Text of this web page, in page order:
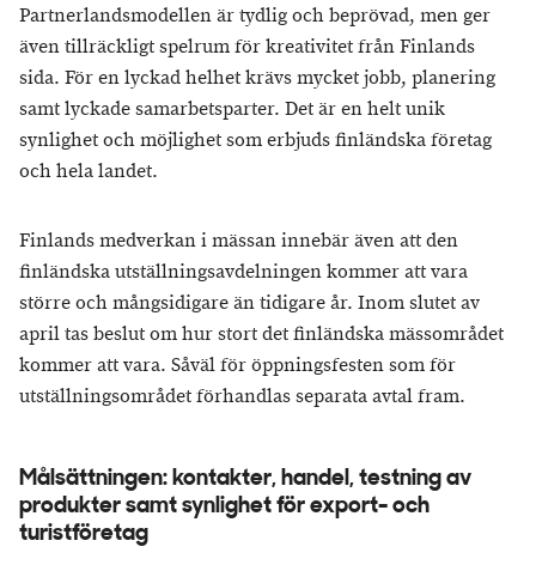
Partnerlandsmodellen är tydlig och beprövad, men ger
även tillräckligt spelrum för kreativitet från Finlands
sida. För en lyckad helhet krävs mycket jobb, planering
samt lyckade samarbetsparter. Det är en helt unik
synlighet och möjlighet som erbjuds finländska företag
och hela landet.
Finlands medverkan i mässan innebär även att den
finländska utställningsavdelningen kommer att vara
större och mångsidigare än tidigare år. Inom slutet av
april tas beslut om hur stort det finländska mässområdet
kommer att vara. Såväl för öppningsfesten som för
utställningsområdet förhandlas separata avtal fram.
Målsättningen: kontakter, handel, testning av
produkter samt synlighet för export- och
turistföretag